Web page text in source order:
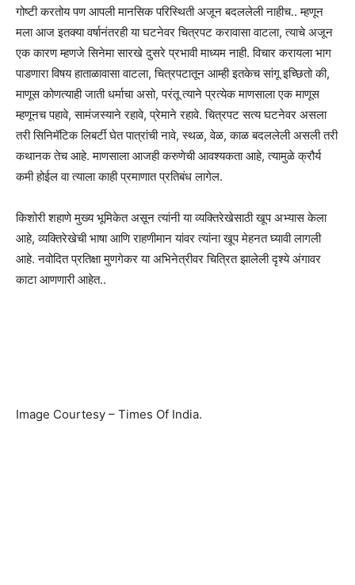
गोष्टी करतोय पण आपली मानसिक परिस्थिती अजून बदललेली नाहीच.. म्हणून
मला आज इतक्या वर्षानंतरही या घटनेवर चित्रपट करावासा वाटला, त्याचे अजून
एक कारण म्हणजे सिनेमा सारखे दुसरे प्रभावी माध्यम नाही. विचार करायला भाग
पाडणारा विषय हाताळावासा वाटला, चित्रपटातून आम्ही इतकेच सांगू इच्छितो की,
माणूस कोणत्याही जाती धर्माचा असो, परंतू त्याने प्रत्येक माणसाला एक माणूस
म्हणूनच पहावे, सामंजस्याने रहावे, प्रेमाने रहावे. चित्रपट सत्य घटनेवर असला
तरी सिनिमॅटिक लिबर्टी घेत पात्रांची नावे, स्थळ, वेळ, काळ बदललेली असली तरी
कथानक तेच आहे. माणसाला आजही करुणेची आवश्यकता आहे, त्यामुळे क्रौर्य
कमी होईल वा त्याला काही प्रमाणात प्रतिबंध लागेल.
किशोरी शहाणे मुख्य भूमिकेत असून त्यांनी या व्यक्तिरेखेसाठी खूप अभ्यास केला
आहे, व्यक्तिरेखेची भाषा आणि राहणीमान यांवर त्यांना खूप मेहनत घ्यावी लागली
आहे. नवोदित प्रतिक्षा मुणगेकर या अभिनेत्रीवर चित्रित झालेली दृश्ये अंगावर
काटा आणणारी आहेत..
Image Courtesy – Times Of India.